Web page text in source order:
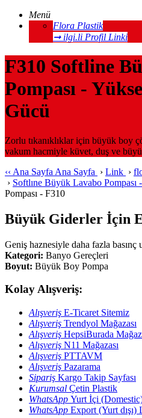
Menü
Flora Plastik
➞ ilgi.li Profil Linki
F310 Softline
Pompası -
Gücü
Zorlu tıkanıklıklar için büyük boy
vakum hacmiyle küvet, duş ve
‹‹ Ana Sayfa Ana Sayfa › Link ›
› Softlıne Büyük Lavabo Pompası
Pompası - F310
Büyük Giderler İçin
Geniş haznesiyle daha fazla basınç
Kategori: Banyo Gereçleri
Boyut: Büyük Boy Pompa
Kolay Alışveriş:
Alışveriş E-Ticaret Sitemiz
Alışveriş Trendyol Mağazası
Alışveriş HepsiBurada
Alışveriş N11 Mağazası
Alışveriş PTTAVM
Alışveriş Pazarama
Sipariş Kargo Takip Sayfası
Kurumsal Çetin Plastik
WhatsApp Yurt İçi
WhatsApp Export (Yurt dışı)